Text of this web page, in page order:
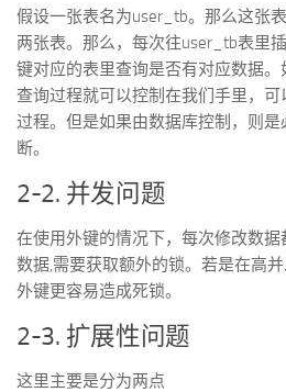
假设一张表名为user_tb。那么这张
两张表。那么，每次往user_tb表里
键对应的表里查询是否有对应数据
查询过程就可以控制在我们手里，
过程。但是如果由数据库控制，则是
断。
2-2. 并发问题
在使用外键的情况下，每次修改数
数据,需要获取额外的锁。若是在高
外键更容易造成死锁。
2-3. 扩展性问题
这里主要是分为两点